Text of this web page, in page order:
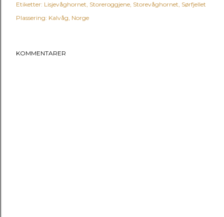
Etiketter: Lisjevåghornet Storeroggjene Storevåghornet Sørfjellet
Plassering: Kalvåg, Norge
KOMMENTARER